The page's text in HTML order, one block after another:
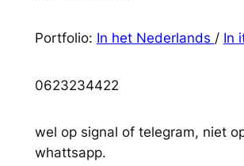
Portfolio: In het Nederlands / In
0623234422
wel op signal of telegram, niet
whattsapp.